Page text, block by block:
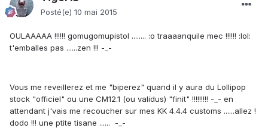
Posté(e) 10 mai 2015
OULAAAAA !!!!!! gomugomupistol ........ :o traaaanquile mec !!!!!! :lol:
t'emballes pas ......zen !!! -_-
Vous me reveillerez et me "biperez" quand il y aura du Lollipop
stock "officiel" ou une CM12.1 (ou validus) "finit" !!!!!!!!! -_- en
attendant j'vais me recoucher sur mes KK 4.4.4 customs ......allez !
dodo !!! une ptite tisane ...... -_-